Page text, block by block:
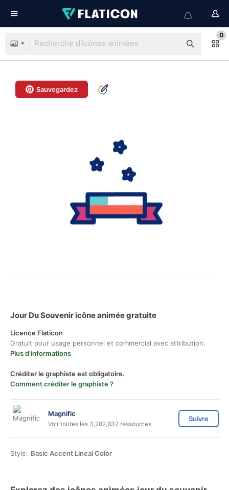
0
Sauvegardez
Jour Du Souvenir icône animée gratuite
Licence Flaticon
Gratuit pour usage personnel et commercial avec attribution.
Plus d'informations
Créditer le graphiste est obligatoire.
Comment créditer le graphiste ?
Magnific
Voir toutes les 3,282,832 ressources
Suivre
Style: Basic Accent Lineal Color